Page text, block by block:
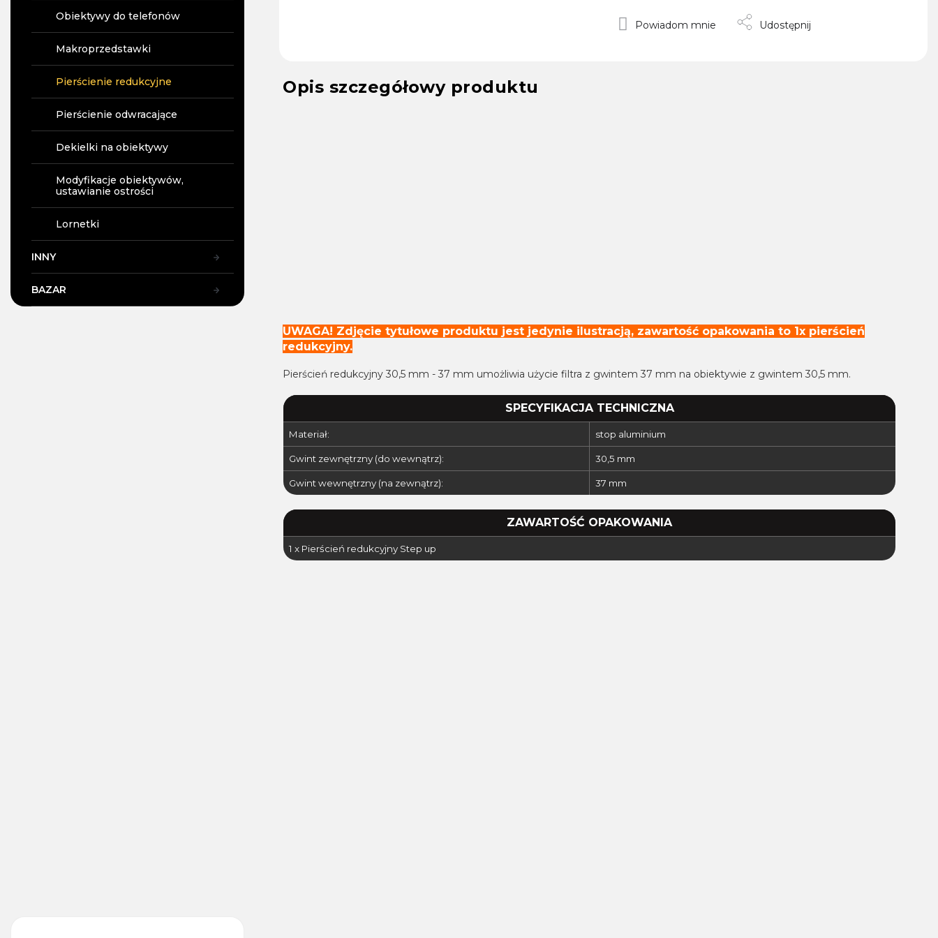
Obiektywy do telefonów
Makroprzedstawki
Pierścienie redukcyjne
Pierścienie odwracające
Dekielki na obiektywy
Modyfikacje obiektywów,
ustawianie ostrości
Lornetki
INNY
BAZAR
Powiadom mnie Udostępnij
Opis szczegółowy produktu
UWAGA! Zdjęcie tytułowe produktu jest jedynie ilustracją, zawartość opakowania to 1x pierścień
redukcyjny.
Pierścień redukcyjny 30,5 mm - 37 mm umożliwia użycie filtra z gwintem 37 mm na obiektywie z gwintem 30,5 mm.
SPECYFIKACJA TECHNICZNA
Materiał: stop aluminium
Gwint zewnętrzny (do wewnątrz): 30,5 mm
Gwint wewnętrzny (na zewnątrz): 37 mm
ZAWARTOŚĆ OPAKOWANIA
1 x Pierścień redukcyjny Step up